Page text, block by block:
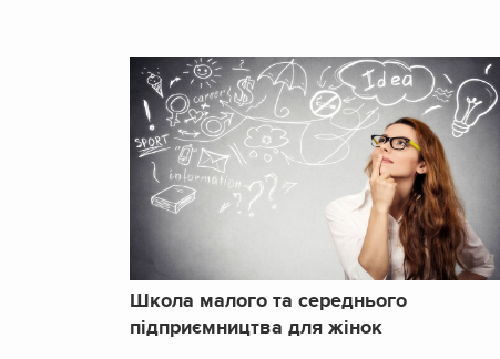
Школа малого та середнього
підприємництва для жінок